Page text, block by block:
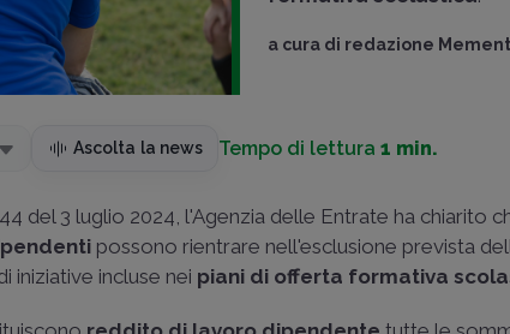
a cura di redazione
Ascolta la news Tempo di lettura1 min.
del 3 luglio 2024, l'Agenzia delle Entrate ha chiarito
possono rientrare nell'esclusione prevista
iniziative incluse nei piani di offerta formativa